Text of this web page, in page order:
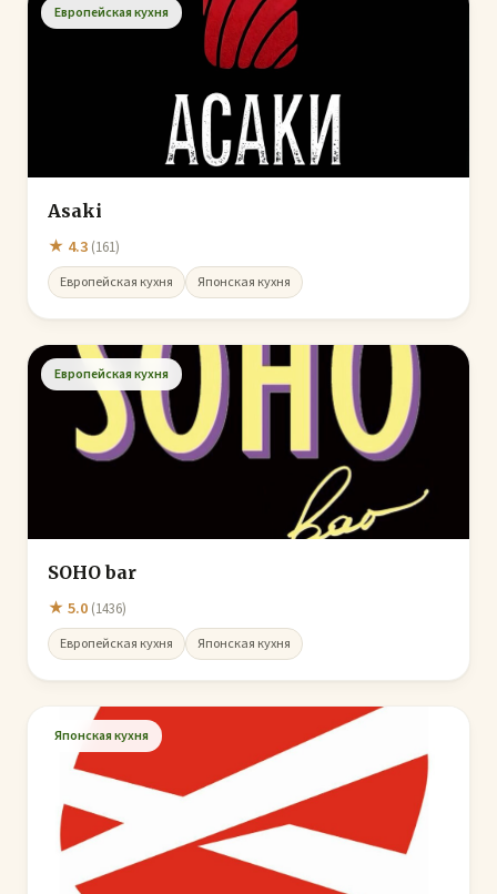
Европейская кухня
Asaki
★ 4.3 (161)
Европейская кухня Японская кухня
Европейская кухня
SOHO bar
★ 5.0 (1436)
Европейская кухня Японская кухня
Японская кухня